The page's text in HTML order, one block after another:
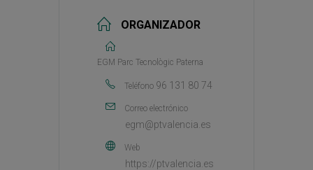
ORGANIZADOR
EGM Parc Tecnològic Paterna
Teléfono 96 131 80 74
Correo electrónico
egm@ptvalencia.es
Web
https://ptvalencia.es